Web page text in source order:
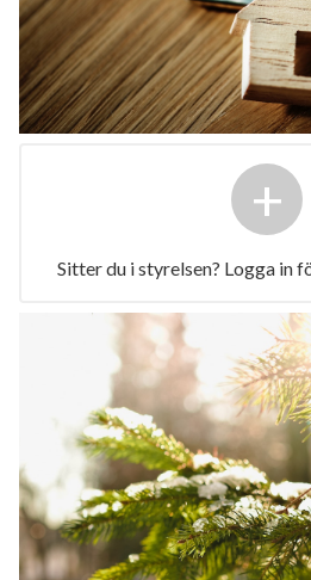
+
Sitter du i styrelsen? Logga in